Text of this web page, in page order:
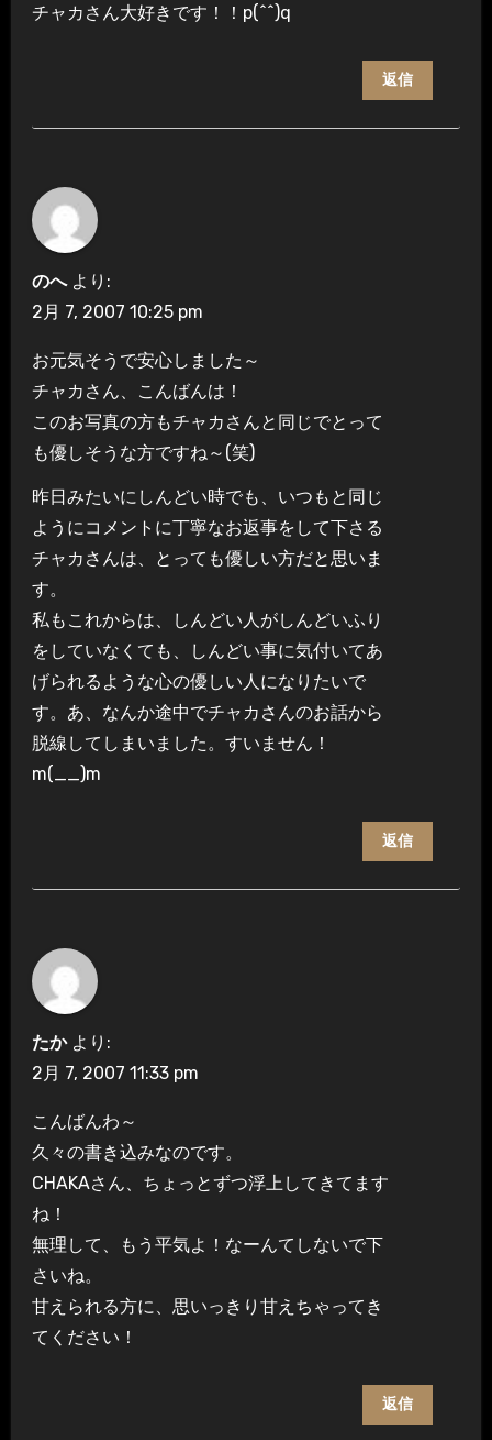
チャカさん大好きです！！p(^^)q
返信
のへ より:
2月 7, 2007 10:25 pm
お元気そうで安心しました～
チャカさん、こんばんは！
このお写真の方もチャカさんと同じでとって
も優しそうな方ですね～(笑)
昨日みたいにしんどい時でも、いつもと同じ
ようにコメントに丁寧なお返事をして下さる
チャカさんは、とっても優しい方だと思いま
す。
私もこれからは、しんどい人がしんどいふり
をしていなくても、しんどい事に気付いてあ
げられるような心の優しい人になりたいで
す。あ、なんか途中でチャカさんのお話から
脱線してしまいました。すいません！
m(__)m
返信
たか より:
2月 7, 2007 11:33 pm
こんばんわ～
久々の書き込みなのです。
CHAKAさん、ちょっとずつ浮上してきてます
ね！
無理して、もう平気よ！なーんてしないで下
さいね。
甘えられる方に、思いっきり甘えちゃってき
てください！
返信